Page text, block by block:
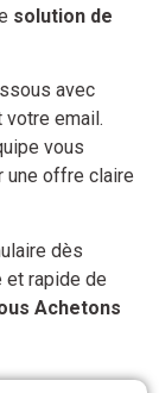
solution de
avec
votre email.
vous
une offre claire
dès
et rapide de
Achetons